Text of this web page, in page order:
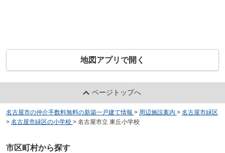
地図アプリで開く
ページトップへ
名古屋市の仲介手数料無料の新築一戸建て情報 > 周辺施設案内 > 名古屋市緑区
> 名古屋市緑区の小学校 > 名古屋市立 東丘小学校
市区町村から探す